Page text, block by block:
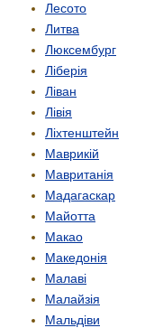
Лесото
Литва
Люксембург
Ліберія
Ліван
Лівія
Ліхтенштейн
Маврикій
Мавританія
Мадагаскар
Майотта
Макао
Македонія
Малаві
Малайзія
Мальдіви